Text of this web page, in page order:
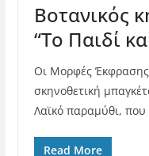
Βοτανικός
“Το Παιδί
Οι Μορφές
σκηνοθετική
Λαϊκό παραμύθι,
Read More